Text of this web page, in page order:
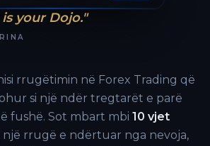
your Dojo."
rrugëtimin në Forex Trading që
si një ndër tregtarët e parë
fushë. Sot mbart mbi 10 vjet
një rrugë e ndërtuar nga nevoja,